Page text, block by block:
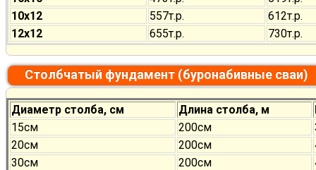
10х12
557т.р.
612т.р.
12х12
655т.р. 730т.р.
Столбчатый фундамент (буронабивные сваи)
Диаметр столба, см Длина столба, м
15см
200см
20см
200см
30см
200см